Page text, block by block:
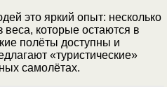
это яркий опыт: несколько
веса, которые остаются в
полёты доступны и
«туристические»
самолётах.